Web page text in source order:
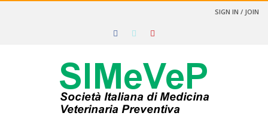
SIGN IN / JOIN